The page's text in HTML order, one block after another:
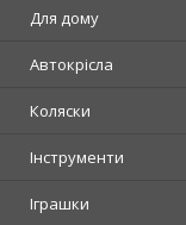
Для дому
Автокрісла
Коляски
Інструменти
Іграшки